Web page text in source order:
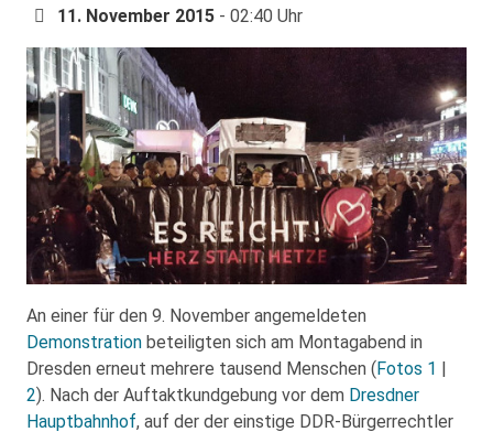
11. November 2015 - 02:40 Uhr
An einer für den 9. November angemeldeten
Demonstration beteiligten sich am Montagabend in
Dresden erneut mehrere tausend Menschen (Fotos 1 |
2). Nach der Auftaktkundgebung vor dem Dresdner
Hauptbahnhof, auf der der einstige DDR-Bürgerrechtler